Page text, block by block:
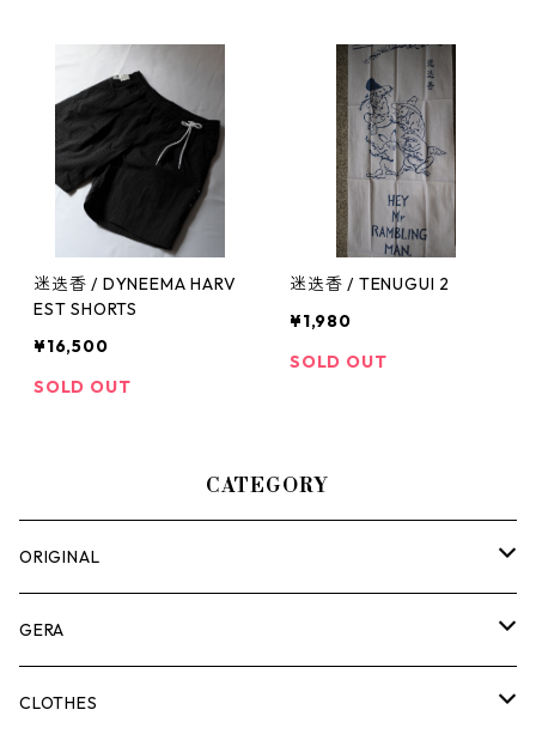
迷迭香 / DYNEEMA HARV
EST SHORTS
¥16,500
SOLD OUT
迷迭香 / TENUGUI 2
¥1,980
SOLD OUT
CATEGORY
ORIGINAL
ASOMATOUS
HANGBURGER（ハングバーガー）
COLLABORATION
GERA
ランタン＆ライト
CLOTHES